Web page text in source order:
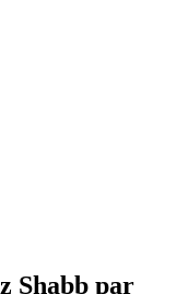
Shabb par